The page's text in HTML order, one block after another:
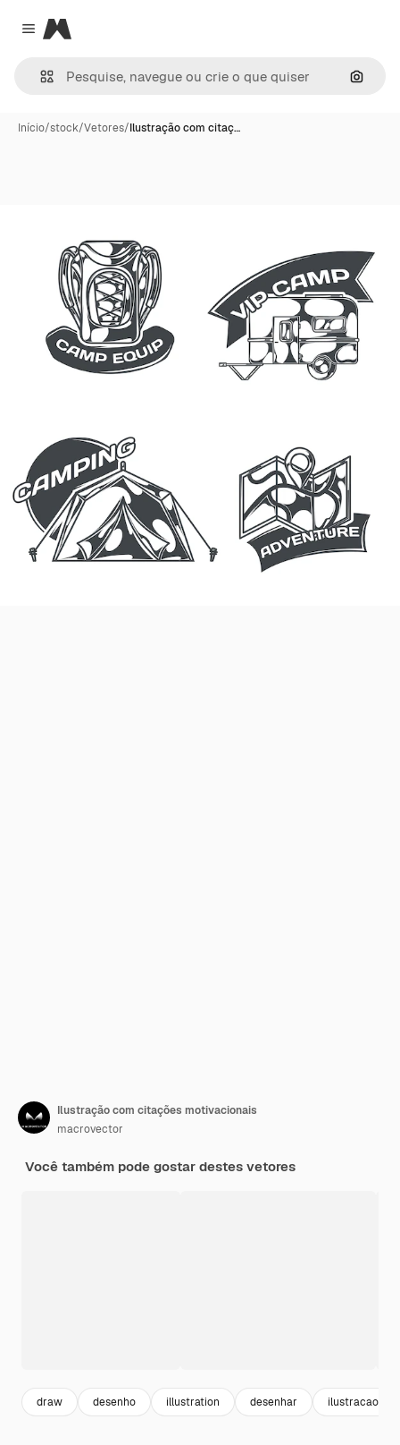
Close menu
Magnific
Início/stock/Vetores/Ilustração com citaç…
Ilustração com citações motivacionais
macrovector
Você também pode gostar destes vetores
draw desenho illustration desenhar ilustracao